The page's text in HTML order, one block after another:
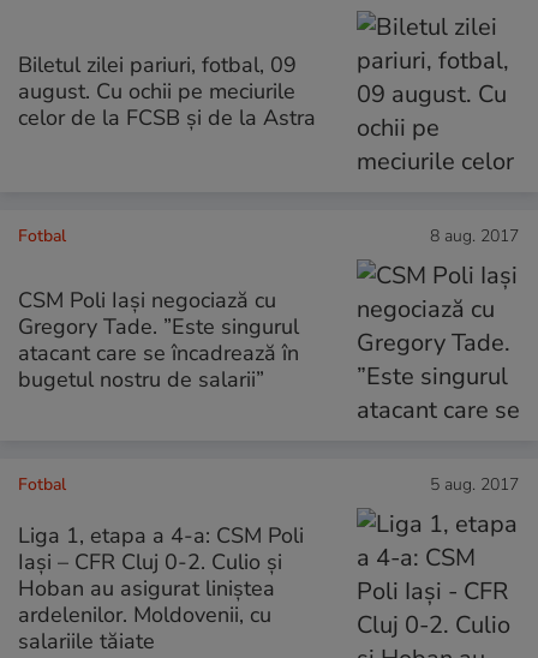
Biletul zilei pariuri, fotbal, 09
august. Cu ochii pe meciurile
celor de la FCSB și de la Astra
Fotbal 8 aug. 2017
CSM Poli Iași negociază cu
Gregory Tade. ”Este singurul
atacant care se încadrează în
bugetul nostru de salarii”
Fotbal 5 aug. 2017
Liga 1, etapa a 4-a: CSM Poli
Iași – CFR Cluj 0-2. Culio și
Hoban au asigurat liniștea
ardelenilor. Moldovenii, cu
salariile tăiate